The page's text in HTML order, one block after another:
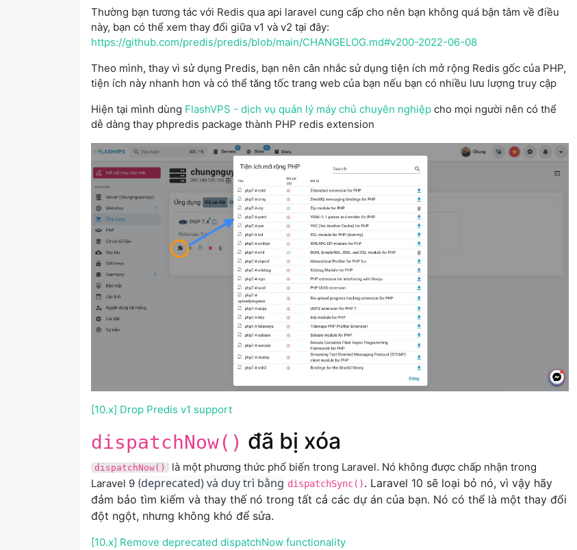
Thường bạn tương tác với Redis qua api laravel cung cấp cho nên bạn không quá bận tâm về điều
này, bạn có thể xem thay đổi giữa v1 và v2 tại đây:
https://github.com/predis/predis/blob/main/CHANGELOG.md#v200-2022-06-08
Theo mình, thay vì sử dụng Predis, bạn nên cân nhắc sử dụng tiện ích mở rộng Redis gốc của PHP,
tiện ích này nhanh hơn và có thể tăng tốc trang web của bạn nếu bạn có nhiều lưu lượng truy cập
Hiện tại mình dùng FlashVPS - dịch vụ quản lý máy chủ chuyên nghiệp cho mọi người nên có thể
dễ dàng thay phpredis package thành PHP redis extension
[10.x] Drop Predis v1 support
dispatchNow() đã bị xóa
dispatchNow()
là một phương thức phổ biến trong Laravel. Nó không được chấp nhận trong
Laravel 9 (deprecated) và duy trì bằng dispatchSync(). Laravel 10 sẽ loại bỏ nó, vì vậy hãy
đảm bảo tìm kiếm và thay thế nó trong tất cả các dự án của bạn. Nó có thể là một thay đổi
đột ngột, nhưng không khó để sửa.
[10.x] Remove deprecated dispatchNow functionality